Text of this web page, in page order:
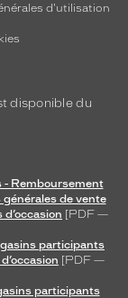
d'utilisation
disponible du
- Remboursement
de vente
[PDF —
participants
[PDF —
participants